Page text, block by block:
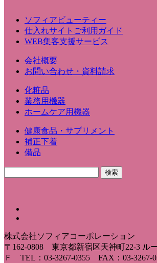
ソフィアビューティー
仕入れサイトご利用ガイド
WEB集客支援サービス
会社概要
お問い合わせ・資料請求
化粧品
業務用機器
ホームケア用機器
健康食品・サプリメント
補正下着
備品
株式会社ソフィアコーポレーション
〒162-0808 東京都新宿区天神町22-3 ル
Ｆ TEL：03-3267-0355 FAX：03-3267-